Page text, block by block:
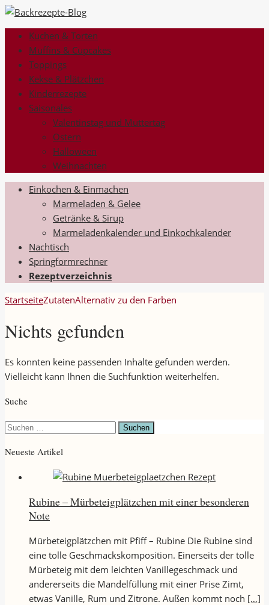
Kuchen & Torten
Muffins & Cupcakes
Toppings
Kekse & Plätzchen
Kinderrezepte
Saisonales
Valentinstag und Muttertag
Ostern
Halloween
Weihnachten
Einkochen & Einmachen
Marmeladen & Gelee
Getränke & Sirup
Marmeladenkalender und Einkochkalender
Nachtisch
Springformrechner
Rezeptverzeichnis
StartseiteZutatenAlternativ zu den Farben
Nichts gefunden
Es konnten keine passenden Inhalte gefunden werden.
Vielleicht kann Ihnen die Suchfunktion weiterhelfen.
Suche
Suchen
Neueste Artikel
Rubine – Mürbeteigplätzchen mit einer besonderen
Note
Mürbeteigplätzchen mit Pfiff – Rubine Die Rubine sind
eine tolle Geschmackskomposition. Einerseits der tolle
Mürbeteig mit dem leichten Vanillegeschmack und
andererseits die Mandelfüllung mit einer Prise Zimt,
etwas Vanille, Rum und Zitrone. Außen kommt noch […]